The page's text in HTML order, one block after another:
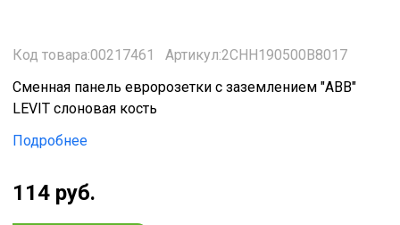
Код товара:00217461
Артикул:2CHH190500B8017
Сменная панель евророзетки с заземлением "ABB"
LEVIT слоновая кость
Подробнее
114 руб.